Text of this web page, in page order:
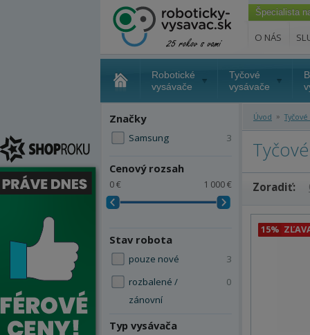
Špecialista
O NÁS
Robotické
vysávače
Tyčové
vysávače
Značky
Samsung 3
Cenový rozsah
0 € 1 000 €
Stav robota
pouze nové
3
rozbalené /
zánovní
0
Typ vysávača
Úvod » Tyčové
Zoradiť:
15%